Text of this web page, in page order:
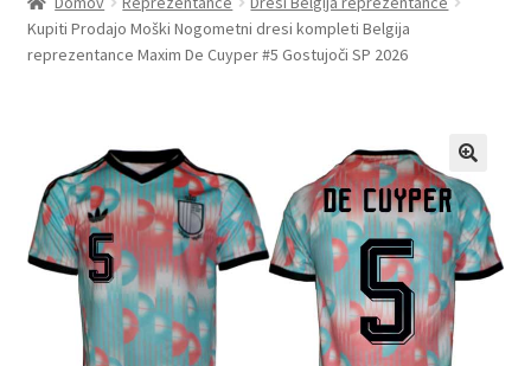
Blog
Košarica
Moj račun
Trgovina
Zaključek nakupa
Kupiti Prodajo Moški Nogometni dresi kompleti Belgija
reprezentance Maxim De Cuyper #5 Gostujoči SP 2026